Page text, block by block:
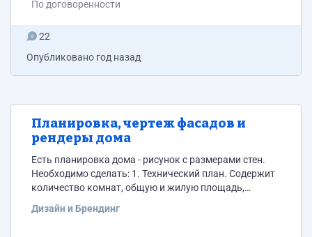
двухэтажного дома...
По договоренности
22
Опубликовано год назад
Планировка, чертеж фасадов и
рендеры дома
Есть планировка дома - рисунок с размерами стен.
Необходимо сделать: 1. Технический план. Содержит
количество комнат, общую и жилую площадь,
площадь должны быть вписаны внутри плана
Дизайн и Брендинг